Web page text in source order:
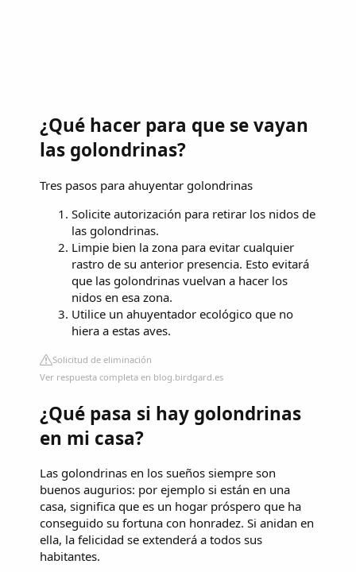
¿Qué hacer para que se vayan
las golondrinas?
Tres pasos para ahuyentar golondrinas
Solicite autorización para retirar los nidos de
las golondrinas.
Limpie bien la zona para evitar cualquier
rastro de su anterior presencia. Esto evitará
que las golondrinas vuelvan a hacer los
nidos en esa zona.
Utilice un ahuyentador ecológico que no
hiera a estas aves.
Solicitud de eliminación
Ver respuesta completa en blog.birdgard.es
¿Qué pasa si hay golondrinas
en mi casa?
Las golondrinas en los sueños siempre son
buenos augurios: por ejemplo si están en una
casa, significa que es un hogar próspero que ha
conseguido su fortuna con honradez. Si anidan en
ella, la felicidad se extenderá a todos sus
habitantes.